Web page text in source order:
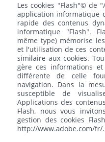
Les cookies "Flash"© de
application informatique
rapide des contenus
informatique "Flash".
même type) mémorise
et l'utilisation de ces
similaire aux cookies.
gère ces informations
différente de celle
navigation. Dans la
susceptible de
Applications des
Flash, nous vous
gestion des cookies
http://www.adobe.com/fr/.